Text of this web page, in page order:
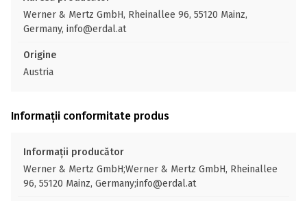
Werner & Mertz GmbH, Rheinallee 96, 55120 Mainz,
Germany, info@erdal.at
Origine
Austria
Informații conformitate produs
Informații producător
Werner & Mertz GmbH;Werner & Mertz GmbH, Rheinallee
96, 55120 Mainz, Germany;info@erdal.at